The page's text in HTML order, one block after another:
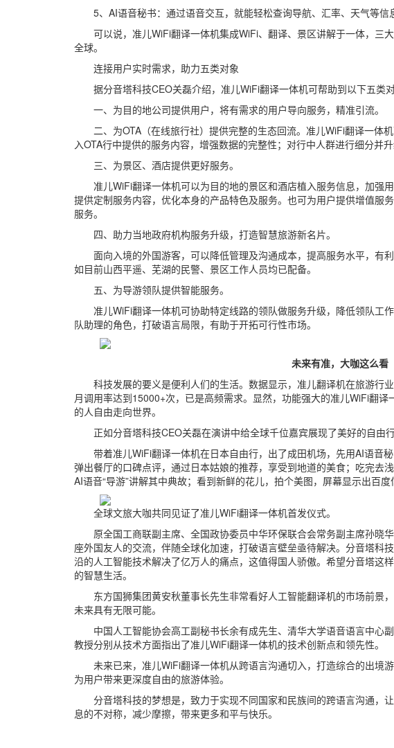
5、AI语音秘书：通过语音交互，就能轻松查询导航、汇率、天气等信
可以说，准儿WiFi翻译一体机集成WiFi、翻译、景区讲解于一体，三
全球。
连接用户实时需求，助力五类对象
据分音塔科技CEO关磊介绍，准儿WiFi翻译一体机可帮助到以下五类对
一、为目的地公司提供用户，将有需求的用户导向服务，精准引流。
二、为OTA（在线旅行社）提供完整的生态回流。准儿WiFi翻译一体
入OTA行中提供的服务内容，增强数据的完整性；对行中人群进行细分并
三、为景区、酒店提供更好服务。
准儿WiFi翻译一体机可以为目的地的景区和酒店植入服务信息，加强
提供定制服务内容，优化本身的产品特色及服务。也可为用户提供增值服
服务。
四、助力当地政府机构服务升级，打造智慧旅游新名片。
面向入境的外国游客，可以降低管理及沟通成本，提高服务水平，有
如目前山西平遥、芜湖的民警、景区工作人员均已配备。
五、为导游领队提供智能服务。
准儿WiFi翻译一体机可协助特定线路的领队做服务升级，降低领队工
队助理的角色，打破语言局限，有助于开拓可行性市场。
未来有准，大咖这么看
科技发展的要义是便利人们的生活。数据显示，准儿翻译机在旅游行
月调用率达到15000+次，已是高频需求。显然，功能强大的准儿WiFi翻
的人自由走向世界。
正如分音塔科技CEO关磊在演讲中给全球千位嘉宾展现了美好的自由行
带着准儿WiFi翻译一体机在日本自由行，出了成田机场，先用AI语音
弹出餐厅的口碑点评，通过日本姑娘的推荐，享受到地道的美食；吃完去
AI语音“导游”讲解其中典故；看到新鲜的花儿，拍个美图，屏幕显示出百
全球文旅大咖共同见证了准儿WiFi翻译一体机首发仪式。
原全国工商联副主席、全国政协委员中华环保联合会常务副主席孙晓
座外国友人的交流，伴随全球化加速，打破语言壁垒亟待解决。分音塔科
沿的人工智能技术解决了亿万人的痛点，这值得国人骄傲。希望分音塔这
的智慧生活。
东方国狮集团黄安秋董事长先生非常看好人工智能翻译机的市场前景
未来具有无限可能。
中国人工智能协会高工副秘书长余有成先生、清华大学语音语言中心
教授分别从技术方面指出了准儿WiFi翻译一体机的技术创新点和领先性。
未来已来，准儿WiFi翻译一体机从跨语言沟通切入，打造综合的出境
为用户带来更深度自由的旅游体验。
分音塔科技的梦想是，致力于实现不同国家和民族间的跨语言沟通，
息的不对称，减少摩擦，带来更多和平与快乐。